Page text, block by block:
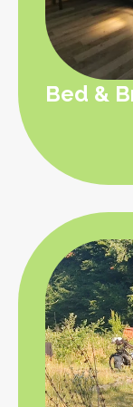
Bed &